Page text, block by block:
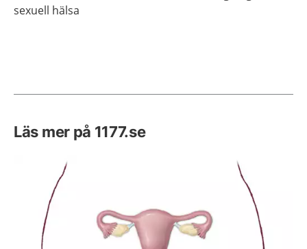
sexuell hälsa
Läs mer på 1177.se